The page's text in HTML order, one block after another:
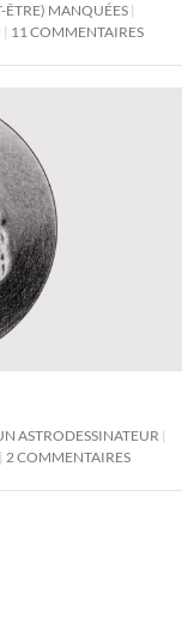
ÊTRE) MANQUÉES
11 COMMENTAIRES
ASTRODESSINATEUR
2 COMMENTAIRES